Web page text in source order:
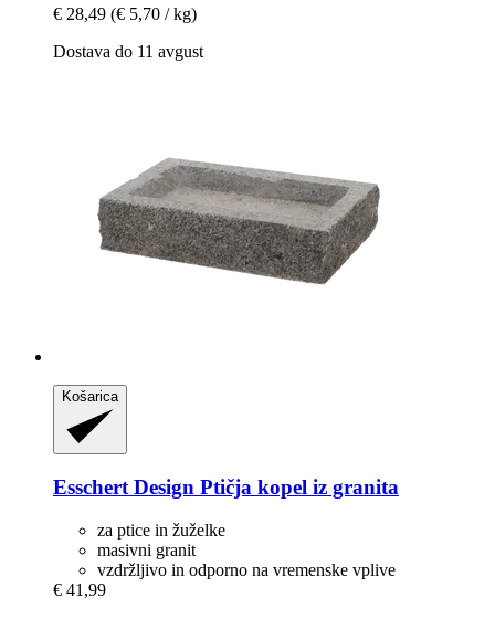
€ 28,49 (€ 5,70 / kg)
Dostava do 11 avgust
Košarica
Esschert Design Ptičja kopel iz granita
za ptice in žuželke
masivni granit
vzdržljivo in odporno na vremenske vplive
€ 41,99